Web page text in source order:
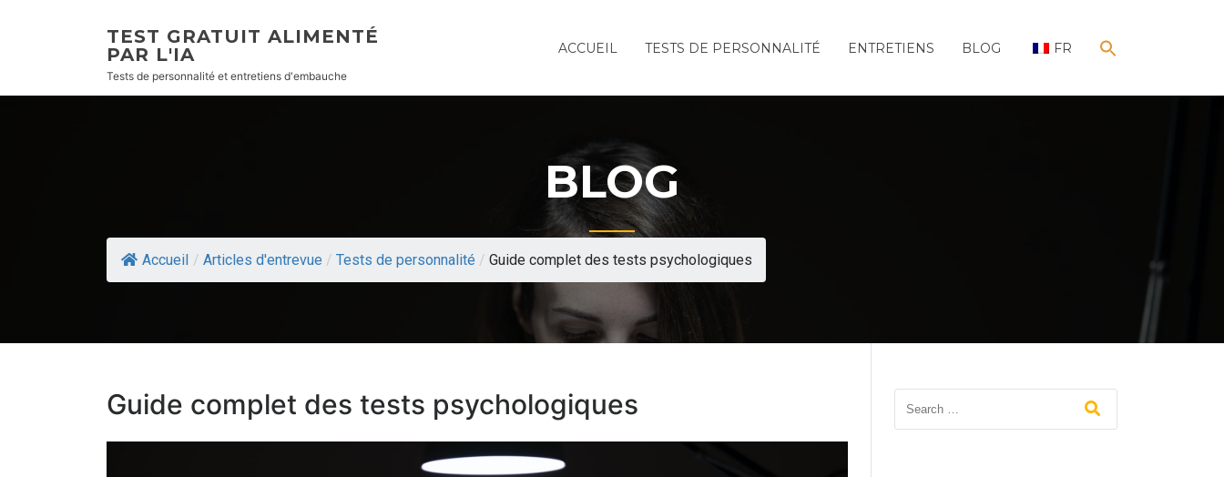
TEST GRATUIT ALIMENTÉ
PAR L'IA
Tests de personnalité et entretiens d'embauche
ACCUEIL TESTS DE PERSONNALITÉ ENTRETIENS BLOG FR
BLOG
Accueil / Articles d'entrevue / Tests de personnalité / Guide complet des tests psychologiques
Guide complet des tests psychologiques